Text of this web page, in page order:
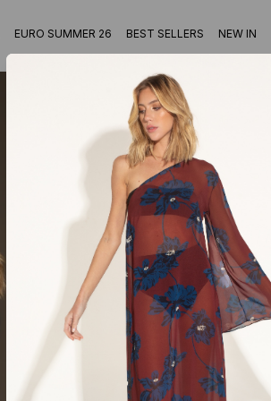
EURO SUMMER 26 BEST SELLERS NEW IN